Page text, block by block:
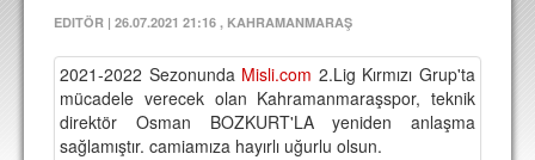
TRANSFERLER
TARAFTAR
BİLETLER
EDITÖR | 26.07.2021 21:16 , KAHRAMANMARAŞ
2021-2022 Sezonunda Misli.com 2.Lig Kırmızı Grup'ta
mücadele verecek olan Kahramanmaraşspor, teknik
direktör Osman BOZKURT'LA yeniden anlaşma
sağlamıştır. camiamıza hayırlı uğurlu olsun.